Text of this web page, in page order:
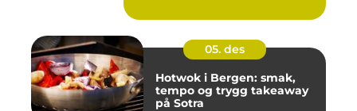
05. des
Hotwok i Bergen: smak,
tempo og trygg takeaway
på Sotra